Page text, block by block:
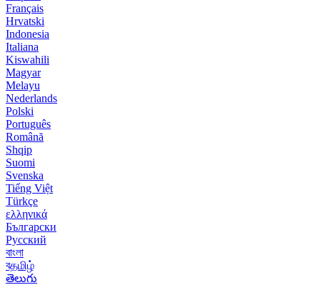
Français
Hrvatski
Indonesia
Italiana
Kiswahili
Magyar
Melayu
Nederlands
Polski
Português
Română
Shqip
Suomi
Svenska
Tiếng Việt
Türkçe
ελληνικά
Български
Русский
বাংলা
বதமிழ்
తెలుగు